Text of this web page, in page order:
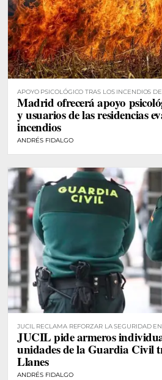
APOYO PSICOLÓGICO TRAS LOS INCENDIOS
Madrid ofrecerá apoyo
y usuarios de las residencias
incendios
ANDRÉS FIDALGO
JUCIL RECLAMA REFORZAR LA SEGURIDAD
JUCIL pide armeros
unidades de la Guardia Civil
Llanes
ANDRÉS FIDALGO